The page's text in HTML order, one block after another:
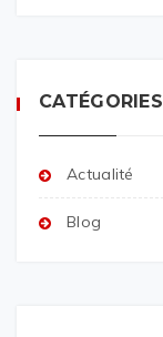
CATÉGORIES
Actualité
Blog